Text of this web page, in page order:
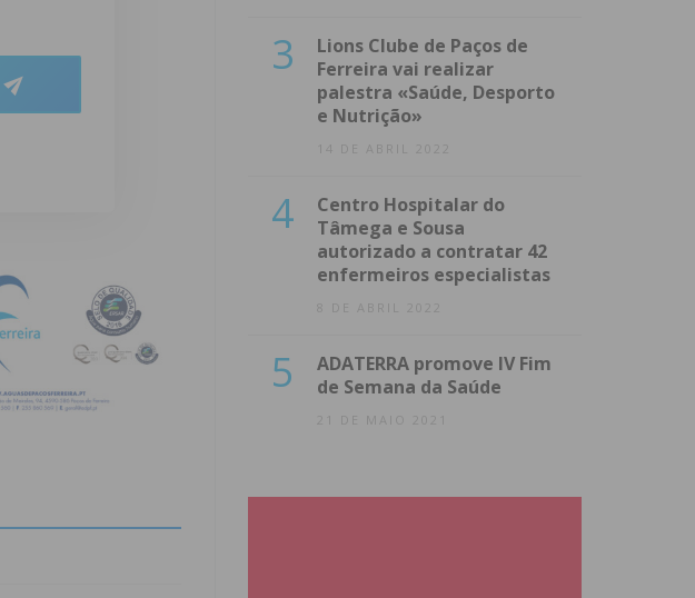
3
Lions Clube de Paços de
Ferreira vai realizar
palestra «Saúde, Desporto
e Nutrição»
14 DE ABRIL 2022
4
Centro Hospitalar do
Tâmega e Sousa
autorizado a contratar 42
enfermeiros especialistas
8 DE ABRIL 2022
5
ADATERRA promove IV Fim
de Semana da Saúde
21 DE MAIO 2021